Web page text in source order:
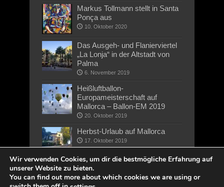
Markus Tollmann stellt in Santa
Ponça aus
10. Oktober 2020
Das Ausgeh- und Flanierviertel
„La Lonja“ in der Altstadt von
Palma
6. November 2019
Heißluftballon-
Europameisterschaft auf
Mallorca – Ballon-EM 2019
20. Oktober 2019
Herbst-Urlaub auf Mallorca
17. Oktober 2019
Wir verwenden Cookies, um dir die bestmögliche Erfahrung auf
unserer Website zu bieten.
You can find out more about which cookies we are using or